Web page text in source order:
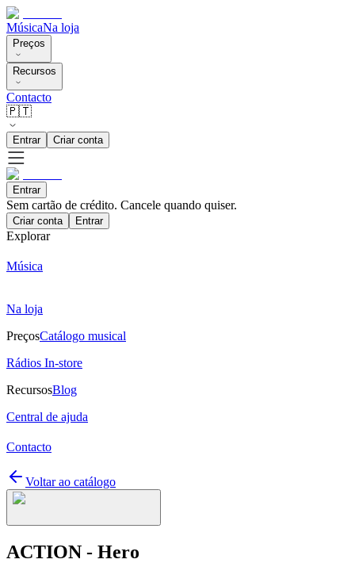
MúsicaNa loja
Preços
Recursos
Contacto
🇵🇹
Entrar Criar conta
Entrar
Sem cartão de crédito. Cancele quando quiser.
Criar conta Entrar
Explorar
Música
Na loja
PreçosCatálogo musical
Rádios In-store
RecursosBlog
Central de ajuda
Contacto
Voltar ao catálogo
ACTION - Hero